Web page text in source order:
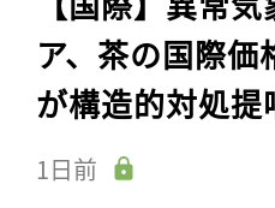
ア、茶の国際価
が構造的対処提
1日前